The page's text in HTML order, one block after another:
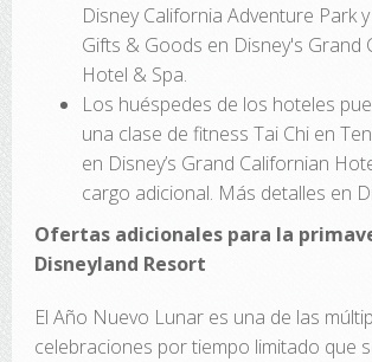
Disney California Adventure Park
Gifts & Goods en Disney's Grand
Hotel & Spa.
Los huéspedes de los hoteles
una clase de fitness Tai Chi en
en Disney’s Grand Californian
cargo adicional. Más detalles en
Ofertas adicionales para la
Disneyland Resort
El Año Nuevo Lunar es una de las
celebraciones por tiempo limitado que